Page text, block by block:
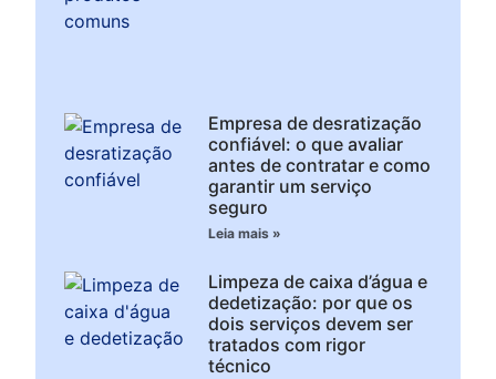
Empresa de desratização
confiável: o que avaliar
antes de contratar e como
garantir um serviço
seguro
Leia mais »
Limpeza de caixa d’água e
dedetização: por que os
dois serviços devem ser
tratados com rigor
técnico